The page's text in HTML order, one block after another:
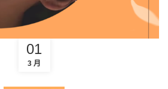
01
3 月